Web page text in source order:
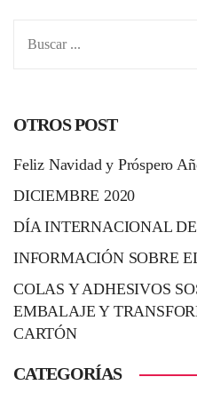
OTROS POST
Feliz Navidad y Próspero
DICIEMBRE 2020
DÍA INTERNACIONAL
INFORMACIÓN SOBRE
COLAS Y ADHESIVOS
EMBALAJE Y
CARTÓN
CATEGORÍAS